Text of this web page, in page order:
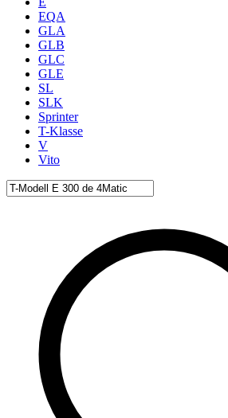
EQA
GLA
GLB
GLC
GLE
SL
SLK
Sprinter
T-Klasse
V
Vito